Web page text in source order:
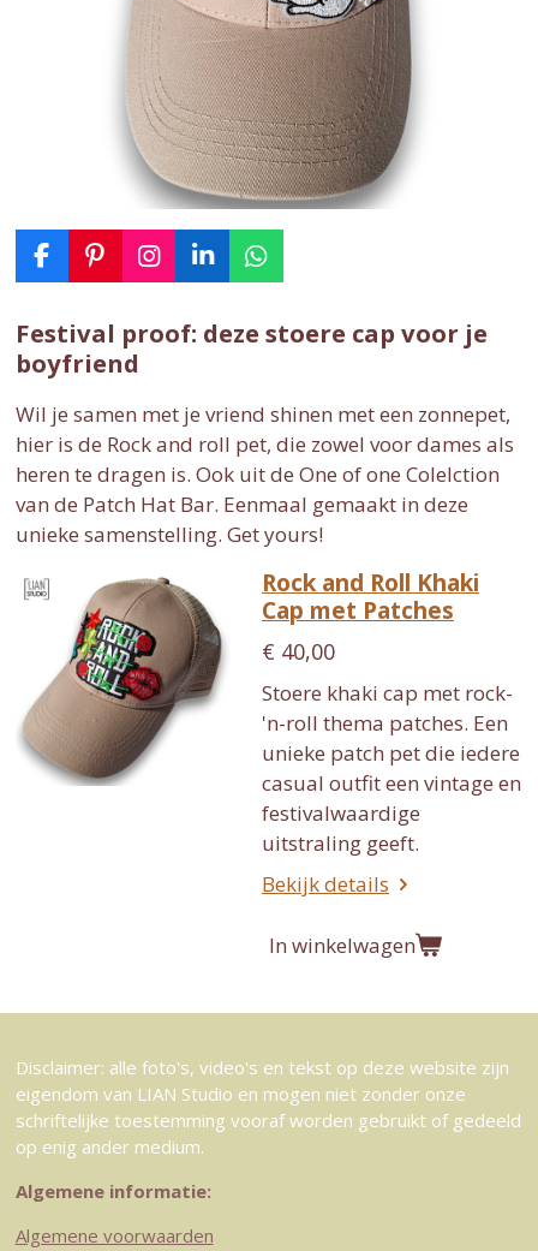
F
a
e
b
o
o
k
P
i
t
e
e
t
I
n
t
r
m
L
i
k
I
W
h
t
p
p
Festival proof: deze stoere cap voor je
boyfriend
Wil je samen met je vriend shinen met een zonnepet,
hier is de Rock and roll pet, die zowel voor dames als
heren te dragen is. Ook uit de One of one Colelction
van de Patch Hat Bar. Eenmaal gemaakt in deze
unieke samenstelling. Get yours!
Rock and Roll Khaki
Cap met Patches
€ 40,00
Stoere khaki cap met rock-
'n-roll thema patches. Een
unieke patch pet die iedere
casual outfit een vintage en
festivalwaardige
uitstraling geeft.
Bekijk details
In winkelwagen
Disclaimer: alle foto's, video's en tekst op deze website zijn
eigendom van LIAN Studio en mogen niet zonder onze
schriftelijke toestemming vooraf worden gebruikt of gedeeld
op enig ander medium.
Algemene informatie:
Algemene voorwaarden